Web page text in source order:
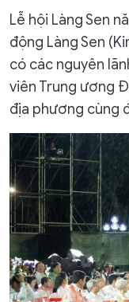
Lễ hội Làng Sen
động Làng Sen
có các nguyên
viên Trung ương
địa phương cùng